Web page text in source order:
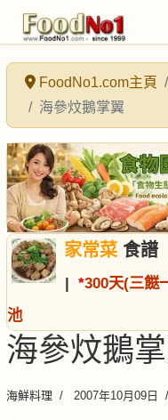
FoodNo1.com主頁
海參炆鵝掌翼
家常菜食譜
| *300天(三餸
池
海參炆鵝
海鮮料理 2007年10月09日